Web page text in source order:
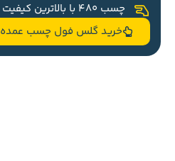
چسب 480 با بالاترین کیفیت
خرید گلس فول چسب عمده